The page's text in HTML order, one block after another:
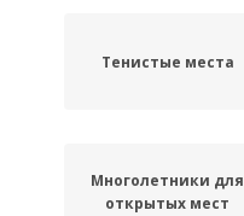
Тенистые места
Многолетники для
открытых мест